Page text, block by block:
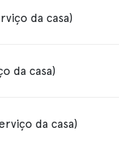
da casa)
da casa)
da casa)